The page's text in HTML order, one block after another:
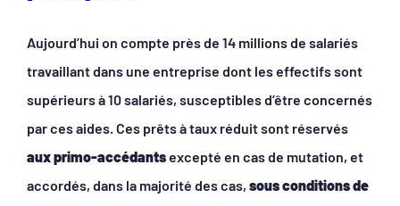
Aujourd’hui on compte près de 14 millions de salariés
travaillant dans une entreprise dont les effectifs sont
supérieurs à 10 salariés, susceptibles d’être concernés
par ces aides. Ces prêts à taux réduit sont réservés
aux primo-accédantsexcepté en cas de mutation, et
accordés, dans la majorité des cas, sous conditions de